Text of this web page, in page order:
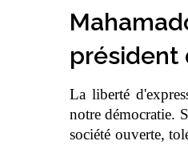
président
La liberté
notre démocratie.
société ouverte,